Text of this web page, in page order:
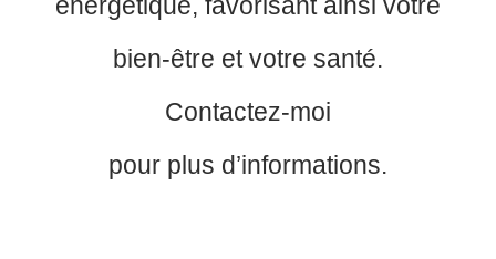
énergétique, favorisant ainsi votre
bien-être et votre santé.
Contactez-moi
pour plus d’informations.